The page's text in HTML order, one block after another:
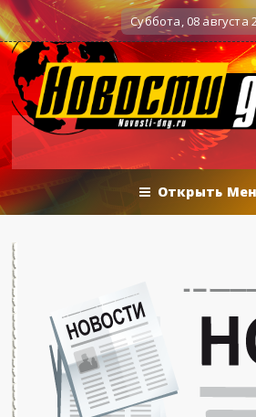
Военные действия Вечерние баталии
Суббота, 08 августа
Открыть